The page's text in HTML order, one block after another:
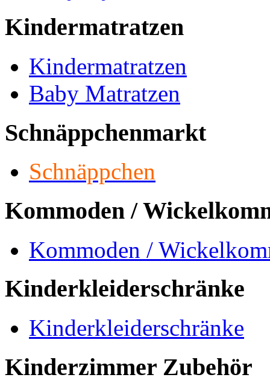
Kindermatratzen
Kindermatratzen
Baby Matratzen
Schnäppchenmarkt
Schnäppchen
Kommoden /
Kommoden /
Kinderkleiderschränke
Kinderkleiderschränke
Kinderzimmer Zubehör